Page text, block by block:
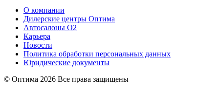
О компании
Дилерские центры Оптима
Автосалоны О2
Карьера
Новости
Политика обработки персональных данных
Юридические документы
© Оптима 2026 Все права защищены